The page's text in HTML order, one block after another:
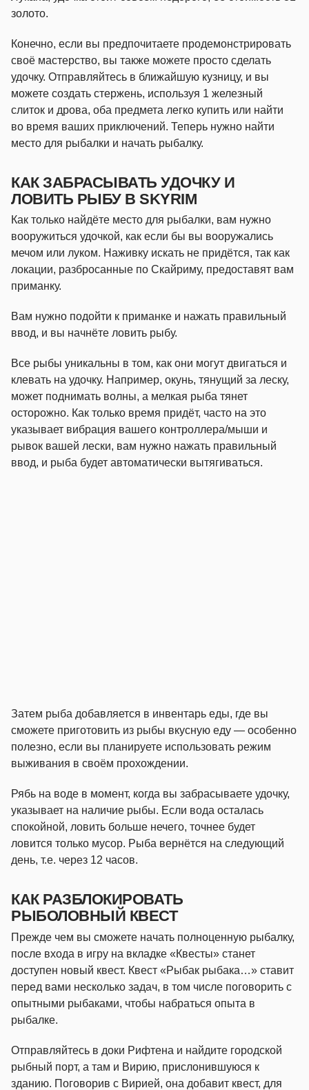
золото.
Конечно, если вы предпочитаете продемонстрировать
своё мастерство, вы также можете просто сделать
удочку. Отправляйтесь в ближайшую кузницу, и вы
можете создать стержень, используя 1 железный
слиток и дрова, оба предмета легко купить или найти
во время ваших приключений. Теперь нужно найти
место для рыбалки и начать рыбалку.
КАК ЗАБРАСЫВАТЬ УДОЧКУ И
ЛОВИТЬ РЫБУ В SKYRIM
Как только найдёте место для рыбалки, вам нужно
вооружиться удочкой, как если бы вы вооружались
мечом или луком. Наживку искать не придётся, так как
локации, разбросанные по Скайриму, предоставят вам
приманку.
Вам нужно подойти к приманке и нажать правильный
ввод, и вы начнёте ловить рыбу.
Все рыбы уникальны в том, как они могут двигаться и
клевать на удочку. Например, окунь, тянущий за леску,
может поднимать волны, а мелкая рыба тянет
осторожно. Как только время придёт, часто на это
указывает вибрация вашего контроллера/мыши и
рывок вашей лески, вам нужно нажать правильный
ввод, и рыба будет автоматически вытягиваться.
Затем рыба добавляется в инвентарь еды, где вы
сможете приготовить из рыбы вкусную еду — особенно
полезно, если вы планируете использовать режим
выживания в своём прохождении.
Рябь на воде в момент, когда вы забрасываете удочку,
указывает на наличие рыбы. Если вода осталась
спокойной, ловить больше нечего, точнее будет
ловится только мусор. Рыба вернётся на следующий
день, т.е. через 12 часов.
КАК РАЗБЛОКИРОВАТЬ
РЫБОЛОВНЫЙ КВЕСТ
Прежде чем вы сможете начать полноценную рыбалку,
после входа в игру на вкладке «Квесты» станет
доступен новый квест. Квест «Рыбак рыбака…» ставит
перед вами несколько задач, в том числе поговорить с
опытными рыбаками, чтобы набраться опыта в
рыбалке.
Отправляйтесь в доки Рифтена и найдите городской
рыбный порт, а там и Вирию, прислонившуюся к
зданию. Поговорив с Вирией, она добавит квест, для